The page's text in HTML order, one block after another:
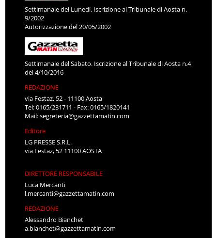
Settimanale del Lunedì. Iscrizione al Tribunale di Aosta n.
9/2002
Autorizzazione del 20/05/2002
Settimanale del Sabato. Iscrizione al Tribunale di Aosta n.4
del 4/10/2016
REDAZIONE
via Festaz, 52 - 11100 Aosta
Tel: 0165/231711 - Fax: 0165/1820141
Mail:segreteria@gazzettamatin.com
Editore
LG PRESSE S.R.L.
via Festaz, 52 11100 AOSTA
DIRETTORE RESPONSABILE
Luca Mercanti
l.mercanti@gazzettamatin.com
REDAZIONE
Alessandro Bianchet
a.bianchet@gazzettamatin.com